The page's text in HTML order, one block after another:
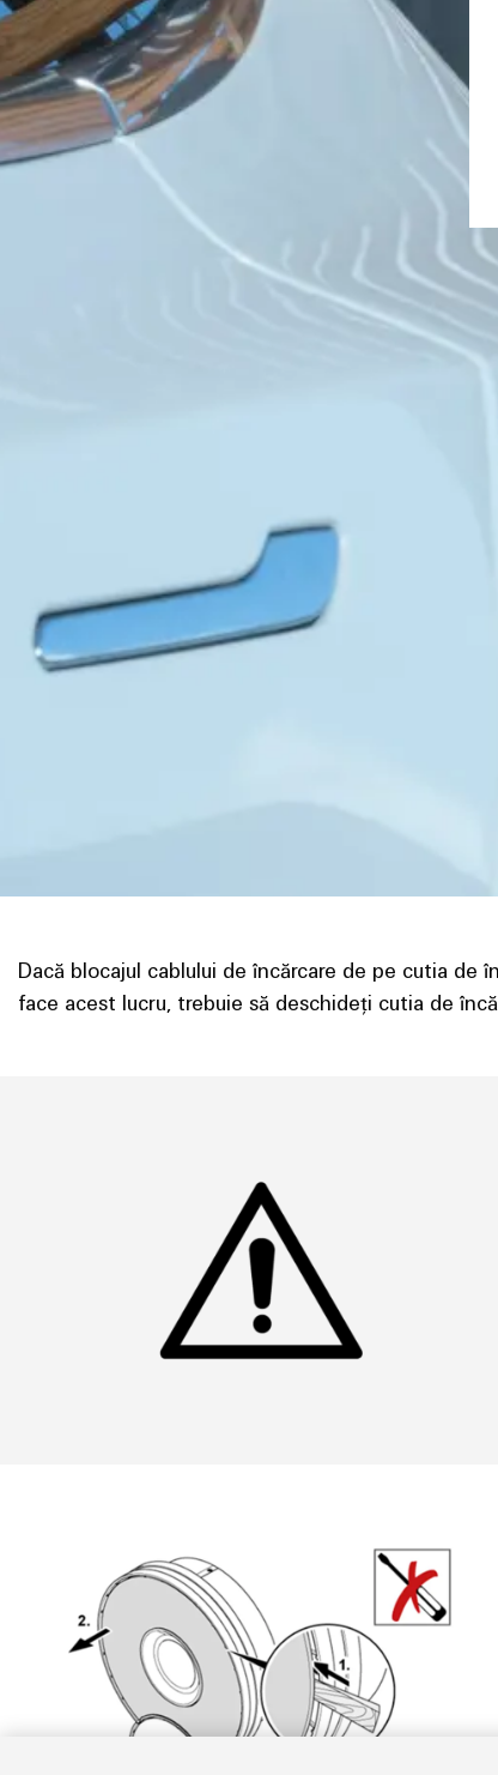
Dacă blocajul cablului de încărcare de pe cutia de
face acest lucru, trebuie să deschideți cutia de